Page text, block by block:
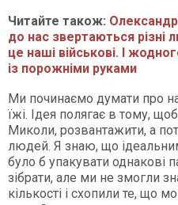
Читайте також:
до нас звертаються різні
це наші військові. І
із порожніми руками
Ми починаємо думати про
їжі. Ідея полягає в тому,
Миколи, розвантажити, а
людей. Я знаю, що
було б упакувати однакові
зібрати, але ми не змогли
кількості і схопили те, що